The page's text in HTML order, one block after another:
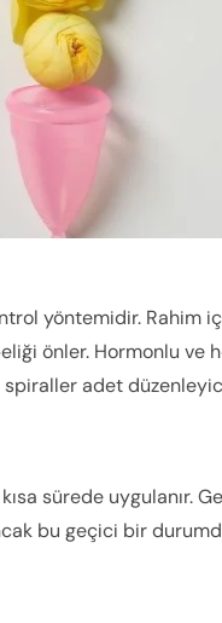
yöntemidir. Rahim
önler. Hormonlu ve
spiraller adet
sürede uygulanır.
bu geçici bir